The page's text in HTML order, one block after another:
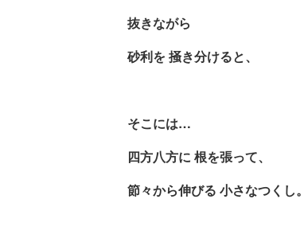
抜きながら
砂利を 掻き分けると、
そこには…
四方八方に 根を張って、
節々から伸びる 小さなつくし。